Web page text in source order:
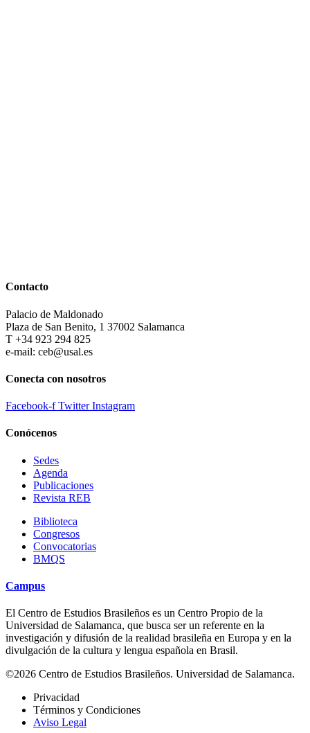
Contacto
Palacio de Maldonado
Plaza de San Benito, 1 37002 Salamanca
T +34 923 294 825
e-mail: ceb@usal.es
Conecta con nosotros
Facebook-f Twitter Instagram
Conócenos
Sedes
Agenda
Publicaciones
Revista REB
Biblioteca
Congresos
Convocatorias
BMQS
Campus
El Centro de Estudios Brasileños es un Centro Propio de la
Universidad de Salamanca, que busca ser un referente en la
investigación y difusión de la realidad brasileña en Europa y en la
divulgación de la cultura y lengua española en Brasil.
©2026 Centro de Estudios Brasileños. Universidad de Salamanca.
Privacidad
Términos y Condiciones
Aviso Legal